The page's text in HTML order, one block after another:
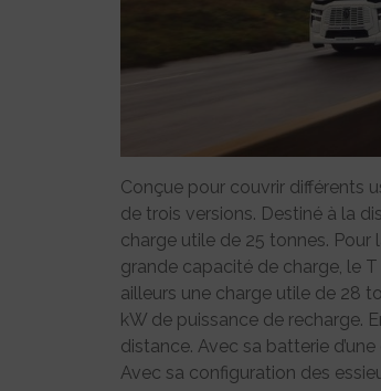
Conçue pour couvrir différents
de trois versions. Destiné à la
charge utile de 25 tonnes. Pour
grande capacité de charge, le
ailleurs une charge utile de 28
kW de puissance de recharge.
distance. Avec sa batterie
Avec sa configuration des